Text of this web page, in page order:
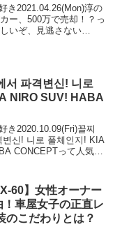
き2021.04.26(Mon)淳の
ー、500万で売却！？っ
いぞ、見逃さない
서 파격변신! 니로
NIRO SUV! HABA
き2020.10.09(Fri)꼴찌
변신! 니로 풀체인지! KIA
CONCEPTって人気で
60】女性オーナー
車屋女子の正直レ
のこだわりとは？